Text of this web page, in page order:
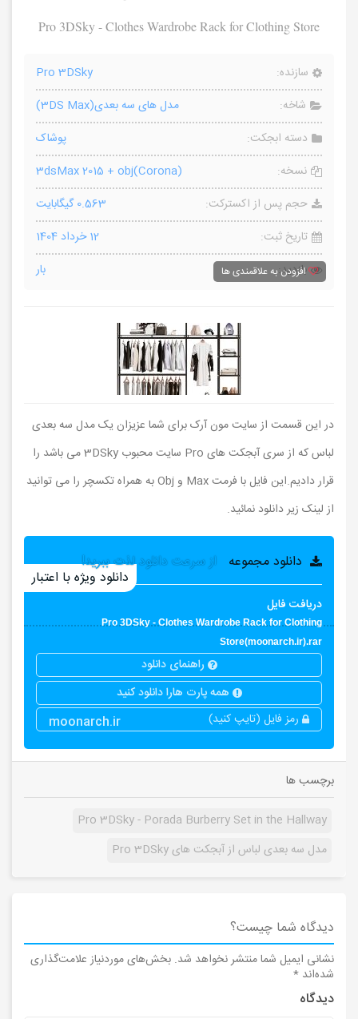
Pro 3DSky - Clothes Wardrobe Rack for Clothing Store
سازنده:
Pro 3DSky
شاخه:
مدل های سه بعدی(3DS Max)
دسته ابجکت:
پوشاک
نسخه:
3dsMax 2015 + obj(Corona)
حجم پس از اکسترکت:
0.563 گیگابایت
تاریخ ثبت:
12 خرداد 1404
بازدید:
بار افزودن به علاقمندی ها
در این قسمت از سایت مون آرک برای شما عزیزان یک مدل سه بعدی
لباس که از سری آبجکت های Pro سایت محبوب 3DSky می باشد را
قرار دادیم.این فایل با فرمت Max و Obj به همراه تکسچر را می توانید
از لینک زیر دانلود نمائید.
دانلود مجموعه از سرعت دانلود لذت ببرید!
دانلود ویژه با اعتبار
دریافت فایل
Pro 3DSky - Clothes Wardrobe Rack for Clothing
Store(moonarch.ir).rar
راهنمای دانلود
همه پارت هارا دانلود کنید
رمز فایل (تایپ کنید)
moonarch.ir
برچسب ها
Pro 3DSky - Porada Burberry Set in the Hallway
مدل سه بعدی لباس از آبجکت های Pro 3DSky
دیدگاه شما چیست؟
نشانی ایمیل شما منتشر نخواهد شد. بخش‌های موردنیاز علامت‌گذاری
شده‌اند *
دیدگاه